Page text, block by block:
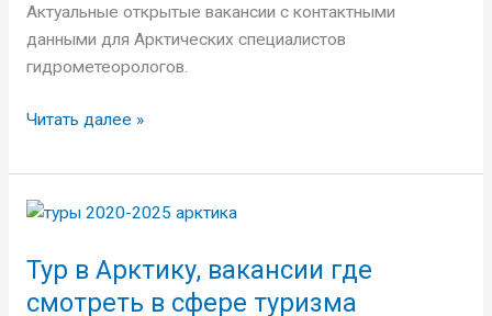
Актуальные открытые вакансии с контактными
данными для Арктических специалистов
гидрометеорологов.
Читать далее »
Тур в Арктику, вакансии где
смотреть в сфере туризма
Тур
Арктику,
вакансии